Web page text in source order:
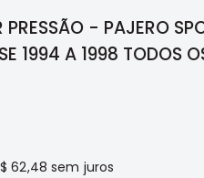
PRESSÃO - PAJERO
1994 A 1998 TODOS
62,48 sem juros